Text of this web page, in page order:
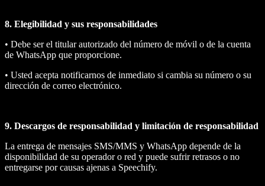
8. Elegibilidad y sus responsabilidades
• Debe ser el titular autorizado del número de móvil o de la cuenta
de WhatsApp que proporcione.
• Usted acepta notificarnos de inmediato si cambia su número o su
dirección de correo electrónico.
9. Descargos de responsabilidad y limitación de responsabilidad
La entrega de mensajes SMS/MMS y WhatsApp depende de la
disponibilidad de su operador o red y puede sufrir retrasos o no
entregarse por causas ajenas a Speechify.